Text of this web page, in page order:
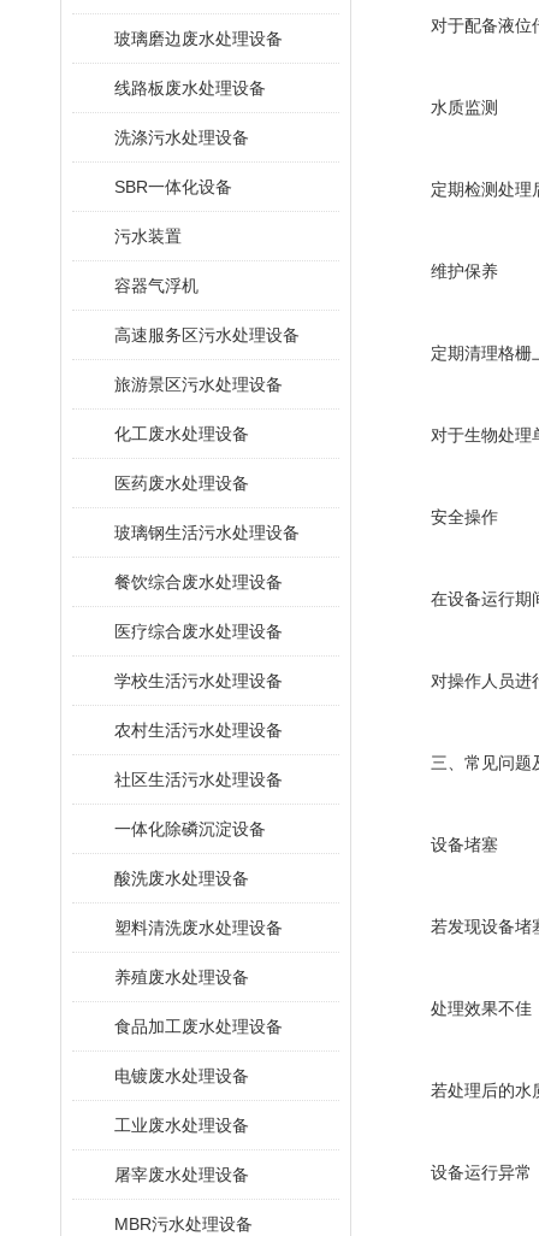
玻璃磨边废水处理设备
线路板废水处理设备
洗涤污水处理设备
SBR一体化设备
污水装置
容器气浮机
高速服务区污水处理设备
旅游景区污水处理设备
化工废水处理设备
医药废水处理设备
玻璃钢生活污水处理设备
餐饮综合废水处理设备
医疗综合废水处理设备
学校生活污水处理设备
农村生活污水处理设备
社区生活污水处理设备
一体化除磷沉淀设备
酸洗废水处理设备
塑料清洗废水处理设备
养殖废水处理设备
食品加工废水处理设备
电镀废水处理设备
工业废水处理设备
屠宰废水处理设备
MBR污水处理设备
对于配备液位传
水质监测
定期检测处理后
维护保养
定期清理格栅上
对于生物处理单
安全操作
在设备运行期间
对操作人员进行
三、常见问题
设备堵塞
若发现设备堵塞
处理效果不佳
若处理后的水质
设备运行异常